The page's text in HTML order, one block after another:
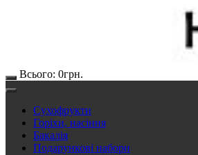
Всього: 0грн.
Сухофрукти
Горіхи, насіння
Бакалія
Подарункові набори